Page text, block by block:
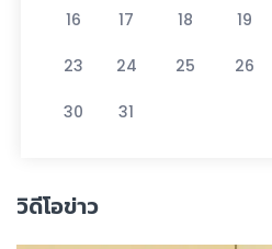
16 17 18 19
23 24 25 26
30 31
วิดีโอข่าว